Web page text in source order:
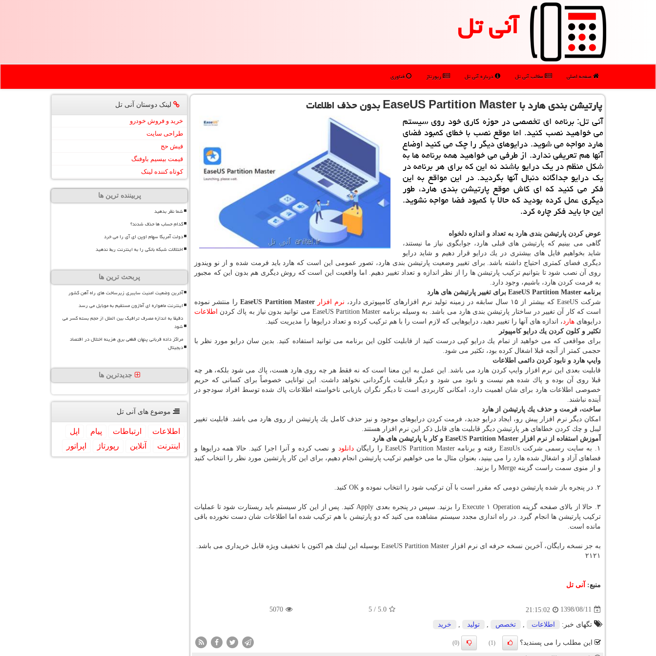
آنی تل
صفحه اصلی مطالب آنی تل درباره آنی تل رپورتاژ فناوری
پارتیشن بندی هارد با EaseUS Partition Master بدون حذف اطلاعات
آنی تل: برنامه ای تخصصی در حوزه كاری خود روی سیستم
می خواهید نصب كنید. اما موقع نصب با خطای كمبود فضای
هارد مواجه می شوید. درایوهای دیگر را چك می كنید اوضاع
آنها هم تعریفی ندارد. از طرفی می خواهید همه برنامه ها به
شكل منظم در یك درایو باشند نه این كه برای هر برنامه در
یك درایو جداگانه دنبال آنها بگردید. در این مواقع به این
فكر می كنید كه ای كاش موقع پارتیشن بندی هارد، طور
دیگری عمل كرده بودید كه حالا با كمبود فضا مواجه نشوید.
این جا باید فكر چاره كرد.
عوض كردن پارتیشن بندی هارد به تعداد و اندازه دلخواه
گاهی می بینیم كه پارتیشن های قبلی هارد، جوابگوی نیاز ما نیستند،
شاید بخواهیم فایل های بیشتری در یك درایو قرار دهیم و شاید درایو
دیگری فضای كمتری احتیاج داشته باشد. برای تغییر وضعیت پارتیشن بندی هارد، تصور عمومی این است كه هارد باید فرمت شده و از نو ویندوز
روی آن نصب شود تا بتوانیم تركیب پارتیشن ها را از نظر اندازه و تعداد تغییر دهیم. اما واقعیت این است كه روش دیگری هم بدون این كه مجبور
به فرمت كردن هارد، باشیم، وجود دارد.
برنامه EaseUS Partition Master برای تغییر پارتیشن های هارد
شركت EaseUS كه بیشتر از ۱۵ سال سابقه در زمینه تولید نرم افزارهای كامپیوتری دارد،
نرم افزار EaseUS Partition Masterرا منتشر نموده
است كه كار آن تغییر در ساختار پارتیشن بندی هارد می باشد. به وسیله برنامه EaseUS Partition Master می توانید بدون نیاز به پاك كردن
اطلاعات
درایوهای هارد، اندازه های آنها را تغییر دهید، درایوهایی كه لازم است را با هم تركیب كرده و تعداد درایوها را مدیریت كنید.
تكثیر و كلون كردن یك درایو كامپیوتر
برای مواقعی كه می خواهید از تمام یك درایو كپی درست كنید از قابلیت كلون این برنامه می توانید استفاده كنید. بدین سان درایو مورد نظر با
حجمی كمتر از آنچه قبلا اشغال كرده بود، تكثیر می شود.
وایپ هارد و نابود كردن دائمی اطلاعات
قابلیت بعدی این نرم افزار وایپ كردن هارد می باشد. این عمل به این معنا است كه نه فقط هر چه روی هارد هست، پاك می شود بلكه، هر چه
قبلا روی آن بوده و پاك شده هم نیست و نابود می شود و دیگر قابلیت بازگردانی نخواهد داشت. این توانایی خصوصاً برای كسانی كه حریم
خصوصی اطلاعات هارد برای شان اهمیت دارد، امكانی كاربردی است تا دیگر نگران بازیابی ناخواسته اطلاعات پاك شده توسط افراد سودجو در
آینده نباشند.
ساخت، فرمت و حذف یك پارتیشن از هارد
امكان دیگر نرم افزار پیش رو، ایجاد درایو جدید، فرمت كردن درایوهای موجود و نیز حذف كامل یك پارتیشن از روی هارد می باشد. قابلیت تغییر
لیبل و چك كردن خطاهای هر پارتیشن دیگر قابلیت های قابل ذكر این نرم افزار هستند.
آموزش استفاده از نرم افزار EaseUS Partition Master و كار با پارتیشن های هارد
۱. به سایت رسمی شركت EasuUs رفته و برنامه EaseUS Partition Master را رایگان
دانلود و نصب كرده و آنرا اجرا كنید. حالا همه درایوها و
فضاهای آزاد و اشغال شده هارد را می بینید، بعنوان مثال ما می خواهیم تركیب پارتیشن انجام دهیم، برای این كار پارتشین مورد نظر را انتخاب كنید
و از منوی سمت راست گزینه Merge را بزنید.
۲. در پنجره باز شده پارتیشن دومی كه مقرر است با آن تركیب شود را انتخاب نموده و OK كنید.
۳. حالا از بالای صفحه گزینه Execute ۱ Operation را بزنید. سپس در پنجره بعدی Apply كنید. پس از این كار سیستم باید ریستارت شود تا عملیات
تركیب پارتیشن ها انجام گیرد. در راه اندازی مجدد سیستم مشاهده می كنید كه دو پارتیشن با هم تركیب شده اما اطلاعات شان دست نخورده باقی
مانده است.
به جز نسخه رایگان، آخرین نسخه حرفه ای نرم افزار EaseUS Partition Master بوسیله این لینك هم اكنون با تخفیف ویژه قابل خریداری می باشد.
۲۱۲۱
منبع: آنی تل
1398/08/11
21:15:02
5.0
/
5
5070
تگهای خبر: اطلاعات تخصص تولید خرید
این مطلب را می پسندید؟ (1)
(0)
لینک دوستان آنی تل
خرید و فروش خودرو
طراحی سایت
فیش حج
قیمت بیسیم باوفنگ
کوتاه کننده لینک
پربیننده ترین ها
شما نظر بدهید
کدام حساب ها حذف شدند؟
دولت آمریکا سهام اوپن ای آی را می خرد
اختلالات شبکه بانکی را به اینترنت ربط ندهید
پربحث ترین ها
آخرین وضعیت امنیت سایبری زیرساخت های راه آهن کشور
اینترنت ماهواره ای آمازون مستقیم به موبایل می رسد
دقیقا به اندازه مصرف ترافیک بین الملل از حجم بسته کسر می
شود
مراکز داده قربانی پنهان قطعی برق هزینه اختلال در اقتصاد
دیجیتال
جدیدترین ها
موضوع های آنی تل
اطلاعات ارتباطات پیام
اپل
اینترنت
آنلاین رپورتاژ اپراتور